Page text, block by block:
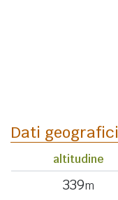
Dati geografici
altitudine
339m